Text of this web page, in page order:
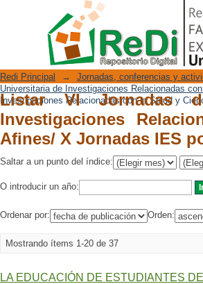
Listar VI Jornadas de
la Salud y Ciencias
Repositorio Digital
Redi Principal → Jornadas, conferencias y
Universitaria de Investigaciones Relacionadas
Investigaciones Relacionadas con la Salud y
Listar VI Jornadas
Investigaciones
Afines/ X Jornadas IES
Saltar a un punto del índice:
O introducir un año:
Ordenar por: Orden:
Mostrando ítems 1-20 de 37
LA EDUCACIÓN DE ESTUDIANTES